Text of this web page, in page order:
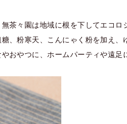
茶々園は地域に根を下してエコ
、粉寒天、こんにゃく粉を加え
おやつに、ホームパーティや遠足